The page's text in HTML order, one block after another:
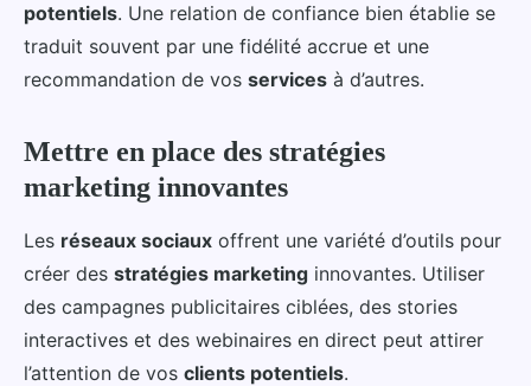
potentiels. Une relation de confiance bien établie se
traduit souvent par une fidélité accrue et une
recommandation de vos services à d’autres.
Mettre en place des stratégies
marketing innovantes
Les réseaux sociaux offrent une variété d’outils pour
créer des stratégies marketing innovantes. Utiliser
des campagnes publicitaires ciblées, des stories
interactives et des webinaires en direct peut attirer
l’attention de vos clients potentiels.